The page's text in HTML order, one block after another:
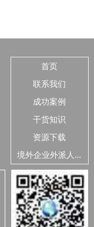
首页
联系我们
成功案例
干货知识
资源下载
境
外企业外派人员安全